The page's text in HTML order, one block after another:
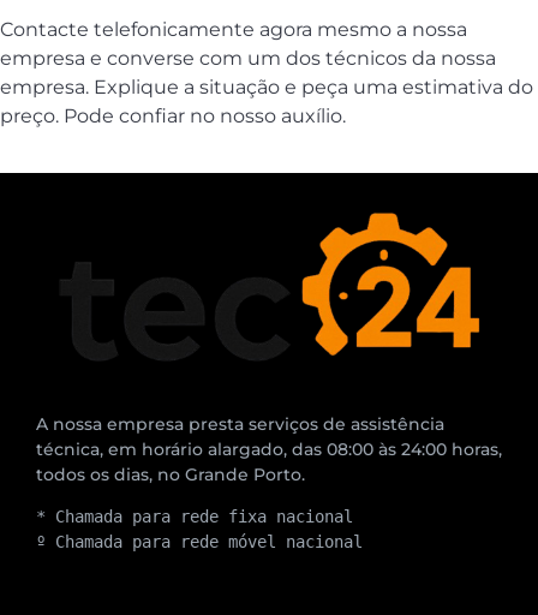
Contacte telefonicamente agora mesmo a nossa
empresa e converse com um dos técnicos da nossa
empresa. Explique a situação e peça uma estimativa do
preço. Pode confiar no nosso auxílio.
A nossa empresa presta serviços de assistência
técnica, em horário alargado, das 08:00 às 24:00 horas,
todos os dias, no Grande Porto.
* Chamada para rede fixa nacional
º Chamada para rede móvel nacional